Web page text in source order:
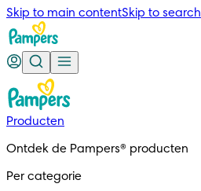
Skip to main contentSkip to search
Producten
Ontdek de Pampers® producten
Per categorie